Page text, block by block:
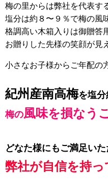
梅の里からは弊社を代表す
塩分は約８〜９％で梅の風
格調高い木箱入りは御贈答
お贈りした先様の笑顔が見
小さなお子様からご年配の
紀州産南高梅を塩分
梅の風味を損なう
どなた様にもご満足いた
弊社が自信を持っ